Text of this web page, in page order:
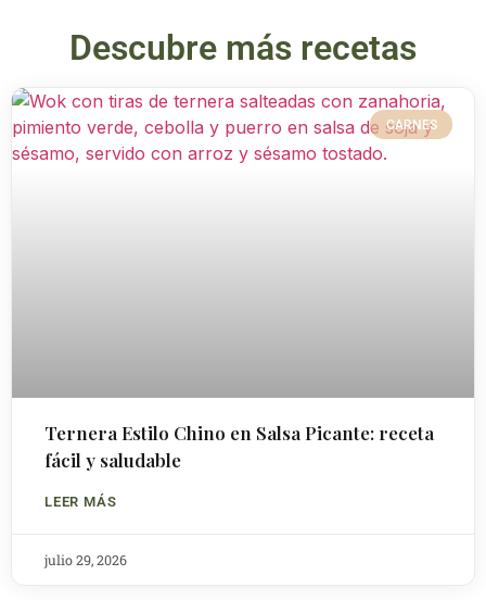
Descubre más recetas
CARNES
Ternera Estilo Chino en Salsa Picante: receta
fácil y saludable
LEER MÁS
julio 29, 2026